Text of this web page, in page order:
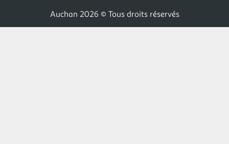
Auchan 2026 © Tous droits réservés